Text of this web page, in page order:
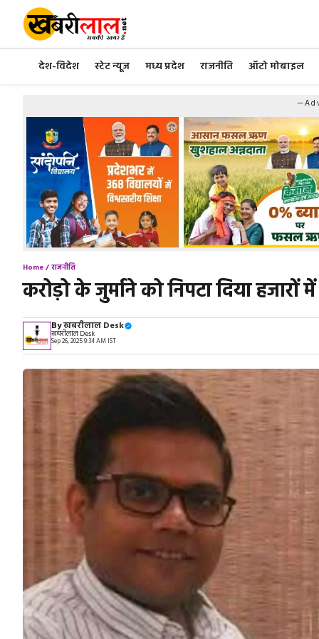
content
देश-विदेश स्टेट न्यूज मध्य प्रदेश राजनीति ऑटो मोबाइल
Home /राजनीति
करोड़ो के जुर्माने को निपटा दिया
Byखबरीलाल Desk
खबरीलाल Desk
Sep 26, 2025 9:34 AM IST